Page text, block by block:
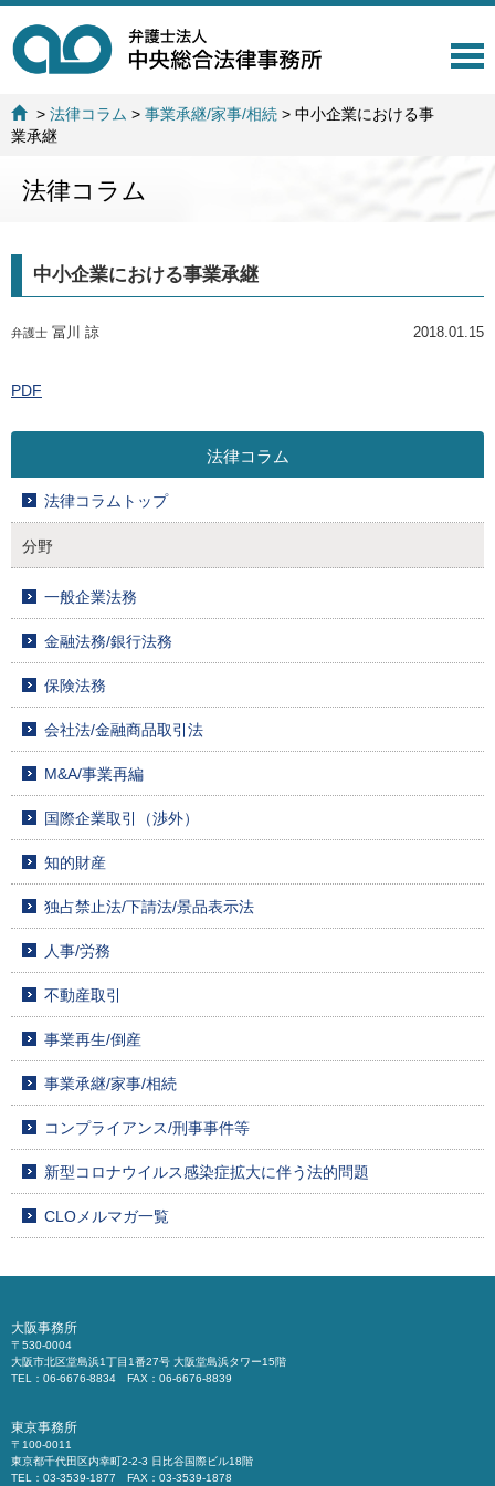
T
a
i
>法律コラム >事業承継/家事/相続 >中小企業における事
業承継
法律コラム
中小企業における事業承継
弁護士 冨川 諒 2018.01.15
PDF
法律コラム
法律コラムトップ
分野
一般企業法務
金融法務/銀行法務
保険法務
会社法/金融商品取引法
M&A/事業再編
国際企業取引（渉外）
知的財産
独占禁止法/下請法/景品表示法
人事/労務
不動産取引
事業再生/倒産
事業承継/家事/相続
コンプライアンス/刑事事件等
新型コロナウイルス感染症拡大に伴う法的問題
CLOメルマガ一覧
大阪事務所
〒530-0004
大阪市北区堂島浜1丁目1番27号 大阪堂島浜タワー15階
TEL：06-6676-8834 FAX：06-6676-8839
東京事務所
〒100-0011
東京都千代田区内幸町2-2-3 日比谷国際ビル18階
TEL：03-3539-1877 FAX：03-3539-1878